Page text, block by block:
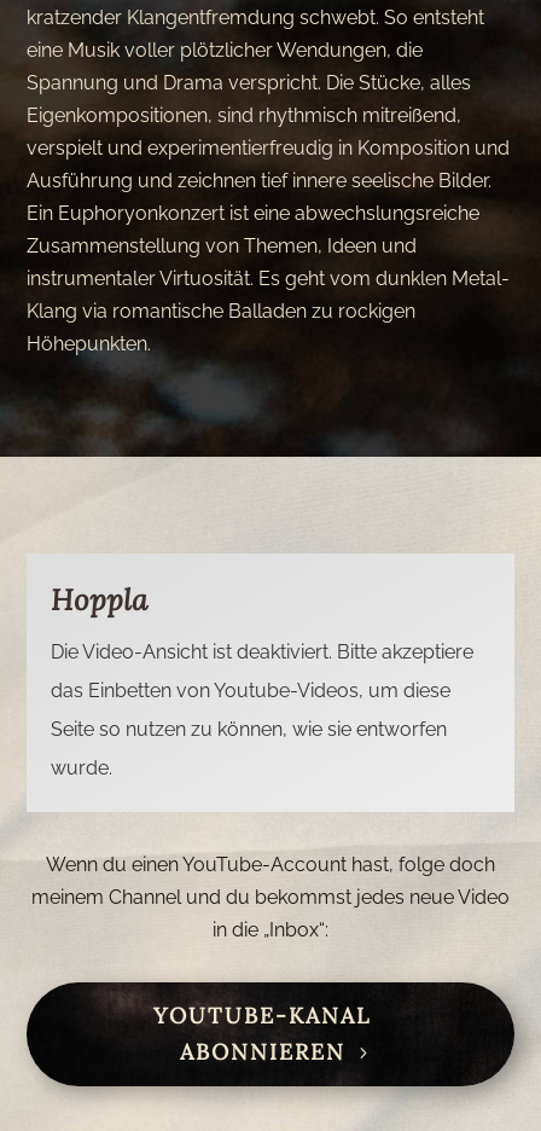
kratzender Klangentfremdung schwebt. So entsteht
eine Musik voller plötzlicher Wendungen, die
Spannung und Drama verspricht. Die Stücke, alles
Eigenkompositionen, sind rhythmisch mitreißend,
verspielt und experimentierfreudig in Komposition und
Ausführung und zeichnen tief innere seelische Bilder.
Ein Euphoryonkonzert ist eine abwechslungsreiche
Zusammenstellung von Themen, Ideen und
instrumentaler Virtuosität. Es geht vom dunklen Metal-
Klang via romantische Balladen zu rockigen
Höhepunkten.
Hoppla
Die Video-Ansicht ist deaktiviert. Bitte akzeptiere
das Einbetten von Youtube-Videos, um diese
Seite so nutzen zu können, wie sie entworfen
wurde.
Wenn du einen YouTube-Account hast, folge doch
meinem Channel und du bekommst jedes neue Video
in die „Inbox“:
YOUTUBE-KANAL
ABONNIEREN